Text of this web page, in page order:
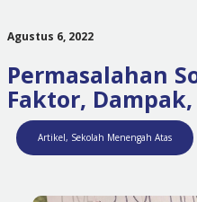
Agustus 6, 2022
Permasalahan
Faktor,
Artikel, Sekolah Menengah Atas